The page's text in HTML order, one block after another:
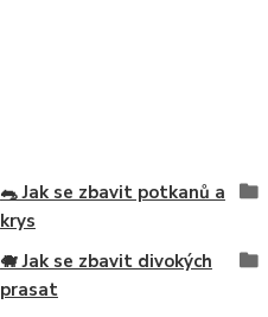
🐀 Jak se zbavit potkanů a
krys
🐗 Jak se zbavit divokých
prasat